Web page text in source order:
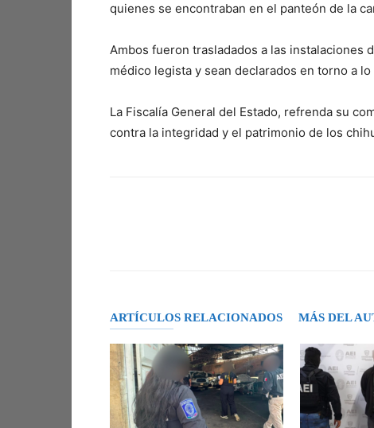
quienes se encontraban en el panteón de la
Ambos fueron trasladados a las instalaciones
médico legista y sean declarados en torno a
La Fiscalía General del Estado, refrenda su
contra la integridad y el patrimonio de los
ARTÍCULOS RELACIONADOS MÁS DEL